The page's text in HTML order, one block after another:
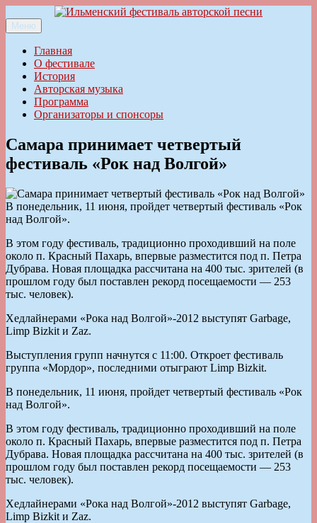
к
содержимому
Ильменский фестиваль авторской песни
Меню
Главная
О фестивале
История
Авторская музыка
Программа
Организаторы и спонсоры
Самара принимает четвертый
фестиваль «Рок над Волгой»
В понедельник, 11 июня, пройдет четвертый фестиваль «Рок
над Волгой».
В этом году фестиваль, традиционно проходивший на поле
около п. Красный Пахарь, впервые разместится под п. Петра
Дубрава. Новая площадка рассчитана на 400 тыс. зрителей (в
прошлом году был поставлен рекорд посещаемости — 253
тыс. человек).
Хедлайнерами «Рока над Волгой»-2012 выступят Garbage,
Limp Bizkit и Zaz.
Выступления групп начнутся с 11:00. Откроет фестиваль
группа «Мордор», последними отыграют Limp Bizkit.
В понедельник, 11 июня, пройдет четвертый фестиваль «Рок
над Волгой».
В этом году фестиваль, традиционно проходивший на поле
около п. Красный Пахарь, впервые разместится под п. Петра
Дубрава. Новая площадка рассчитана на 400 тыс. зрителей (в
прошлом году был поставлен рекорд посещаемости — 253
тыс. человек).
Хедлайнерами «Рока над Волгой»-2012 выступят Garbage,
Limp Bizkit и Zaz.